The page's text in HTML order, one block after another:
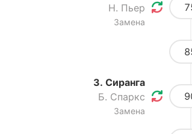
Н. Пьер
Замена
З. Сиранга
Б. Спаркс
Замена